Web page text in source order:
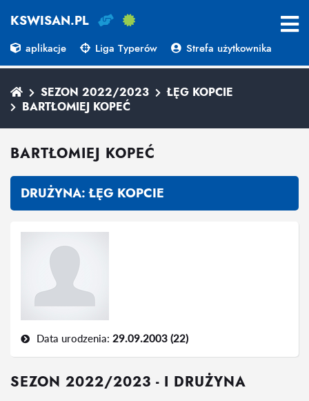
KSWISAN.PL
aplikacje Liga Typerów Strefa użytkownika
SEZON 2022/2023
ŁĘG KOPCIE
BARTŁOMIEJ KOPEĆ
BARTŁOMIEJ KOPEĆ
DRUŻYNA:ŁĘG KOPCIE
Data urodzenia: 29.09.2003 (22)
SEZON 2022/2023 - I DRUŻYNA